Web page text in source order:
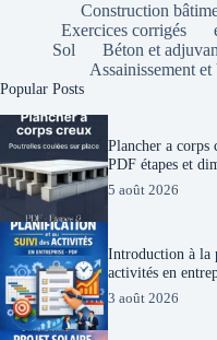
Construction
Exercices corrigés
Sol
Béton et
Assainissement
Popular Posts
Plancher a corps
PDF étapes et
5 août 2026
Introduction à la
activités en
3 août 2026